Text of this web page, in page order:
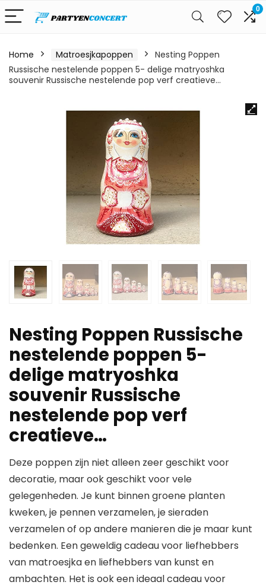
0
Home Matroesjkapoppen
Nesting Poppen
Russische nestelende poppen 5- delige matryoshka
souvenir Russische nestelende pop verf creatieve…
Nesting Poppen Russische
nestelende poppen 5-
delige matryoshka
souvenir Russische
nestelende pop verf
creatieve…
Deze poppen zijn niet alleen zeer geschikt voor
decoratie, maar ook geschikt voor vele
gelegenheden. Je kunt binnen groene planten
kweken, je pennen verzamelen, je sieraden
verzamelen of op andere manieren die je maar kunt
bedenken. Een geweldig cadeau voor liefhebbers
van matroesjka en liefhebbers van kunst en
ambachten. Het is ook een ideaal cadeau voor